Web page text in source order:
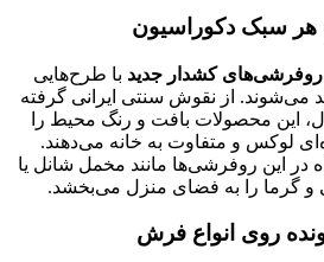
سبک دکوراسیون
روفرشی‌های کشدار جدید با طرح‌هایی
می‌شوند. از نقوش سنتی ایرانی گرفته
این محصولات بافت و رنگ محیط را
لوکس و متفاوت به خانه می‌دهند.
در این روفرشی‌ها مانند مخمل شانل یا
گرما را به فضای منزل می‌بخشد.
روی انواع فرش